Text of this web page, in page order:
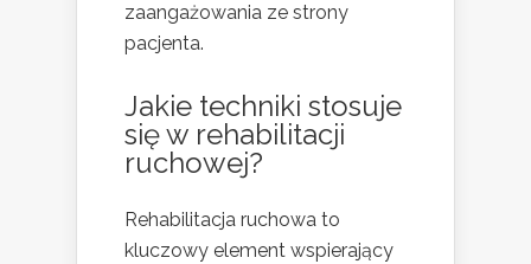
zaangażowania ze strony
pacjenta.
Jakie techniki stosuje
się w rehabilitacji
ruchowej?
Rehabilitacja ruchowa to
kluczowy element wspierający